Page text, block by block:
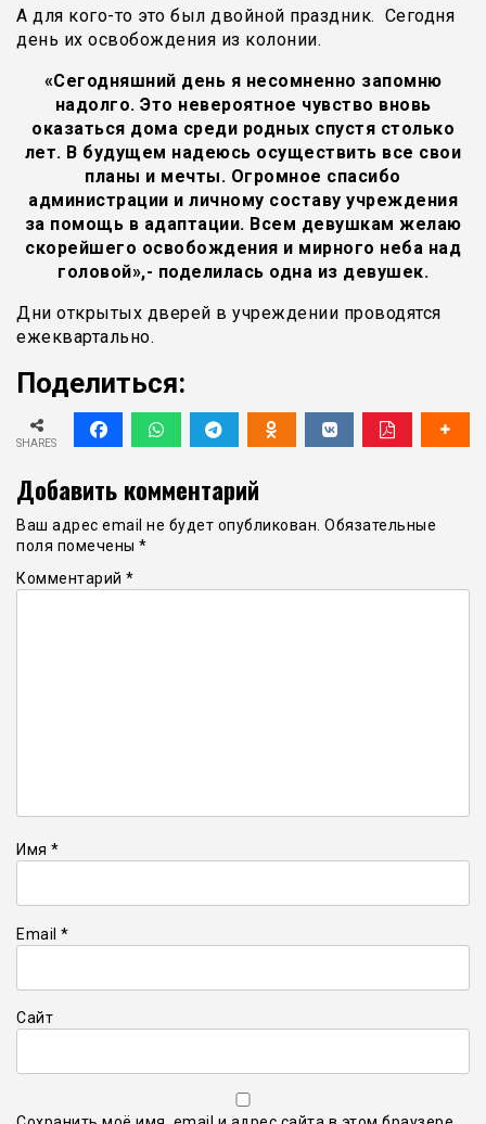
А для кого-то это был двойной праздник. Сегодня
день их освобождения из колонии.
«Сегодняшний день я несомненно запомню
надолго. Это невероятное чувство вновь
оказаться дома среди родных спустя столько
лет. В будущем надеюсь осуществить все свои
планы и мечты. Огромное спасибо
администрации и личному составу учреждения
за помощь в адаптации. Всем девушкам желаю
скорейшего освобождения и мирного неба над
головой»,- поделилась одна из девушек.
Дни открытых дверей в учреждении проводятся
ежеквартально.
Поделиться:
SHARES
Добавить комментарий
Ваш адрес email не будет опубликован. Обязательные
поля помечены *
Комментарий *
Имя *
Email *
Сайт